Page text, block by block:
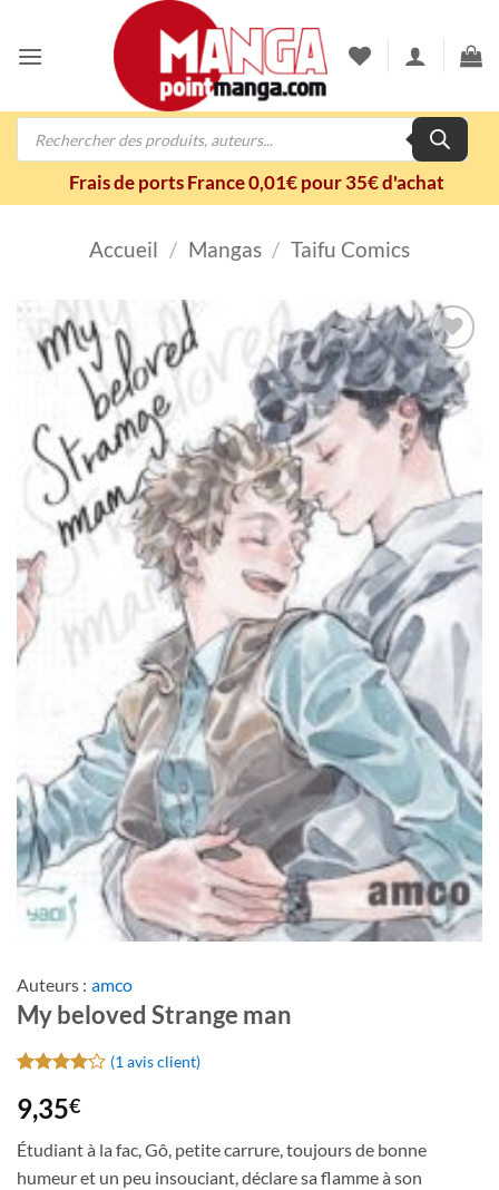
contenu
Recherche
Frais de ports France 0,01€ pour 35€ d'achat
Accueil / Mangas / Taifu Comics
Ajouter
à la
wishlist
Auteurs : amco
My beloved Strange man
sur 5
basé sur
notation
client
(1 avis client)
9,35€
Étudiant à la fac, Gô, petite carrure, toujours de bonne
humeur et un peu insouciant, déclare sa flamme à son